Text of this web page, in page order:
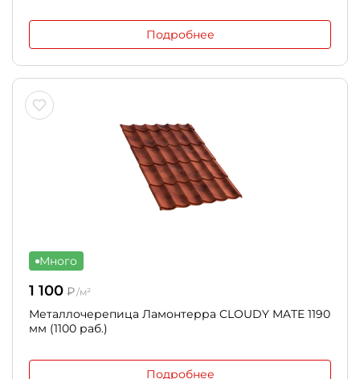
Подробнее
Много
1 100 ₽/м²
Металлочерепица Ламонтерра CLOUDY MATE 1190
мм (1100 раб.)
Подробнее